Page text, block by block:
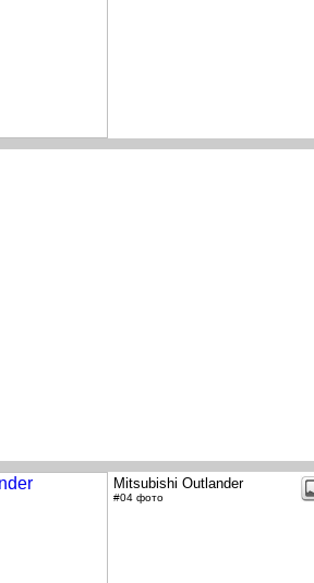
Mitsubishi Outlander
#04 фото